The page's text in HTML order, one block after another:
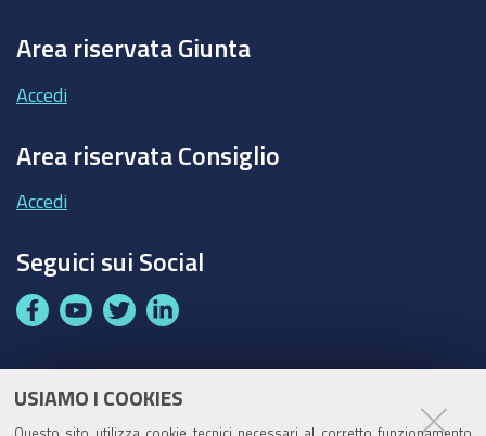
USIAMO I COOKIES
Questo sito utilizza cookie tecnici necessari al corretto funzionamento
Area riservata Giunta
Accedi
Area riservata Consiglio
Accedi
Seguici sui Social
F
c
e
Y
u
t
T
i
t
L
n
k